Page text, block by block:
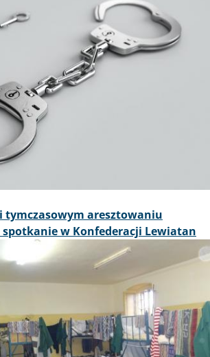
tymczasowym aresztowaniu
spotkanie w Konfederacji Lewiatan